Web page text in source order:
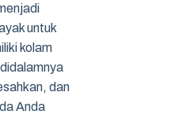
untuk
kolam
dan
Anda